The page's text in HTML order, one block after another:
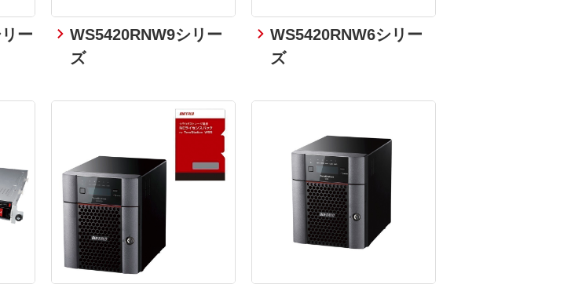
ー
WS5420RNW9シリー
ズ
WS5420RNW6シリー
ズ